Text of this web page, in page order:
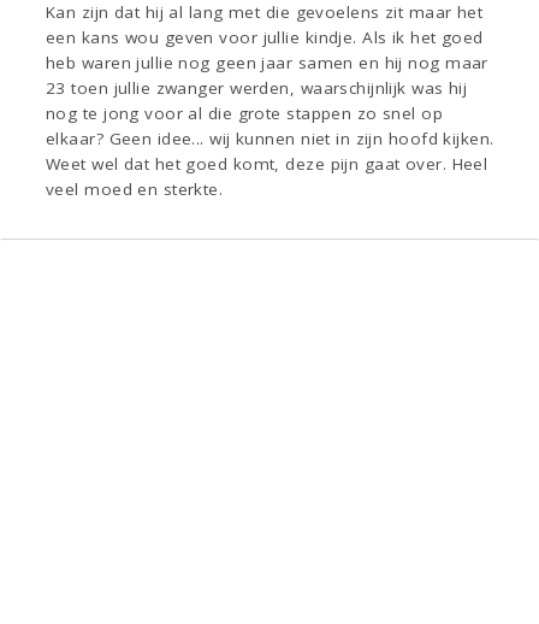
Kan zijn dat hij al lang met die gevoelens zit maar het
een kans wou geven voor jullie kindje. Als ik het goed
heb waren jullie nog geen jaar samen en hij nog maar
23 toen jullie zwanger werden, waarschijnlijk was hij
nog te jong voor al die grote stappen zo snel op
elkaar? Geen idee... wij kunnen niet in zijn hoofd kijken.
Weet wel dat het goed komt, deze pijn gaat over. Heel
veel moed en sterkte.